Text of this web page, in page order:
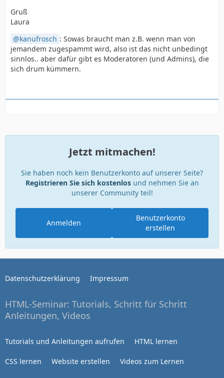
Gruß
Laura
kanufrosch : Sowas braucht man z.B. wenn man von
jemandem zugespammt wird, also ist das nicht unbedingt
sinnlos.. aber dafür gibt es Moderatoren (und Admins), die
sich drum kümmern.
Jetzt mitmachen!
Sie haben noch kein Benutzerkonto auf unserer Seite?
Registrieren Sie sich kostenlosund nehmen Sie an
unserer Community teil!
Benutzerkonto
erstellen
Anmelden
Datenschutzerklärung Impressum
HTML-Seminar: Tutorials, Schritt für Schritt
Anleitungen, Videos
Tutorials und Anleitungen aufrufen HTML lernen
CSS lernen Website erstellen Videos zum Lernen